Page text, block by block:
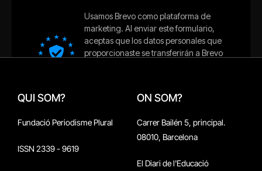
QUI SOM?
Fundació Periodisme Plural
ISSN 2339 - 9619
ON SOM?
Carrer Bailén 5, principal.
08010, Barcelona
El Diari de l'Educació